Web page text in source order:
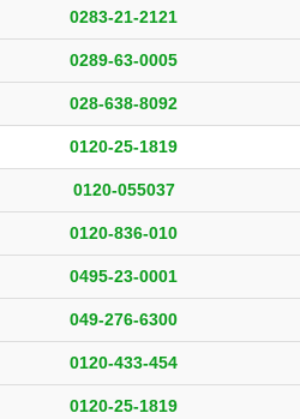
0283-21-2121
0289-63-0005
028-638-8092
0120-25-1819
0120-055037
0120-836-010
0495-23-0001
049-276-6300
0120-433-454
0120-25-1819